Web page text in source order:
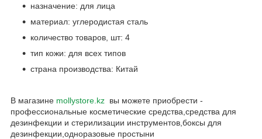
назначение: для лица
материал: углеродистая сталь
количество товаров, шт: 4
тип кожи: для всех типов
страна производства: Китай
В магазине mollystore.kz вы можете приобрести -
профессиональные косметические средства,средства для
дезинфекции и стерилизации инструментов,боксы для
дезинфекции,одноразовые простыни